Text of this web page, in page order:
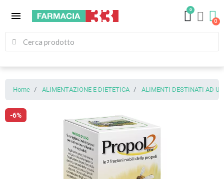
menu
0
Home ALIMENTAZIONE E DIETETICA ALIMENTI DESTINATI AD
-6%